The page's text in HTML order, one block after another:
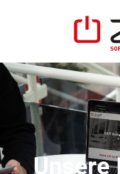
Unsere